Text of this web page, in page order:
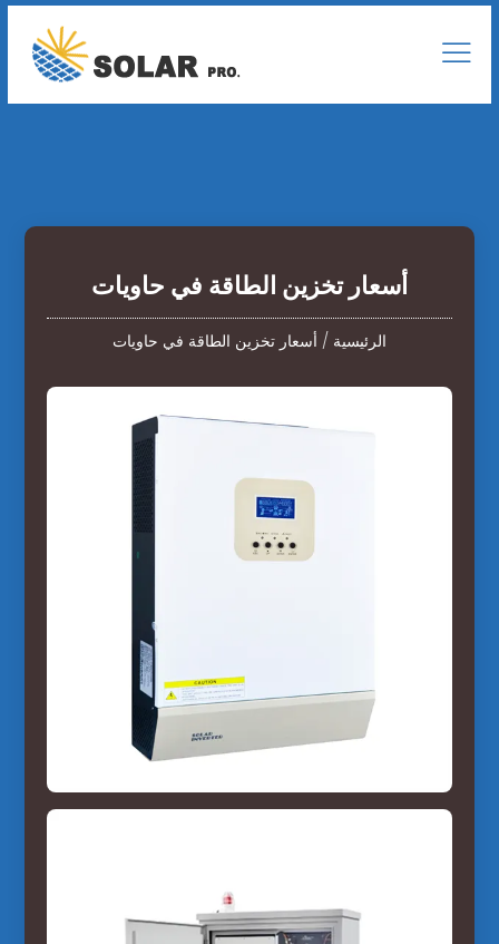
أسعار تخزين الطاقة في حاويات
الرئيسية / أسعار تخزين الطاقة في حاويات